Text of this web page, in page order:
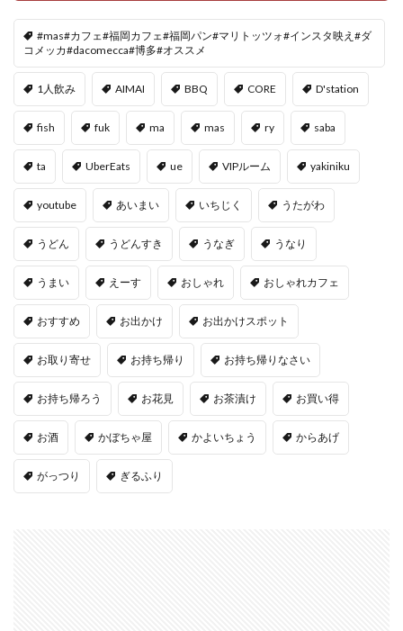
#mas#カフェ#福岡カフェ#福岡パン#マリトッツォ#インスタ映え#ダ
コメッカ#dacomecca#博多#オススメ
1人飲み AIMAI BBQ CORE D'station
fish fuk ma mas ry saba
ta UberEats ue VIPルーム yakiniku
youtube あいまい いちじく うたがわ
うどん うどんすき うなぎ うなり
うまい えーす おしゃれ おしゃれカフェ
おすすめ お出かけ お出かけスポット
お取り寄せ お持ち帰り お持ち帰りなさい
お持ち帰ろう お花見 お茶漬け お買い得
お酒 かぼちゃ屋 かよいちょう からあげ
がっつり ぎるふり